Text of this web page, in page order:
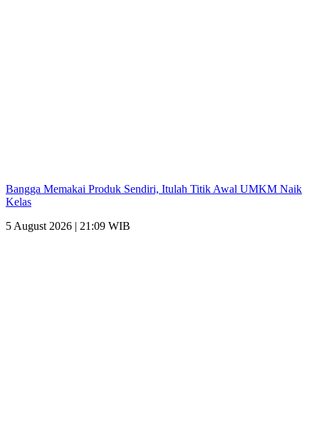
Bangga Memakai Produk Sendiri, Itulah Titik Awal UMKM Naik
Kelas
5 August 2026 | 21:09 WIB